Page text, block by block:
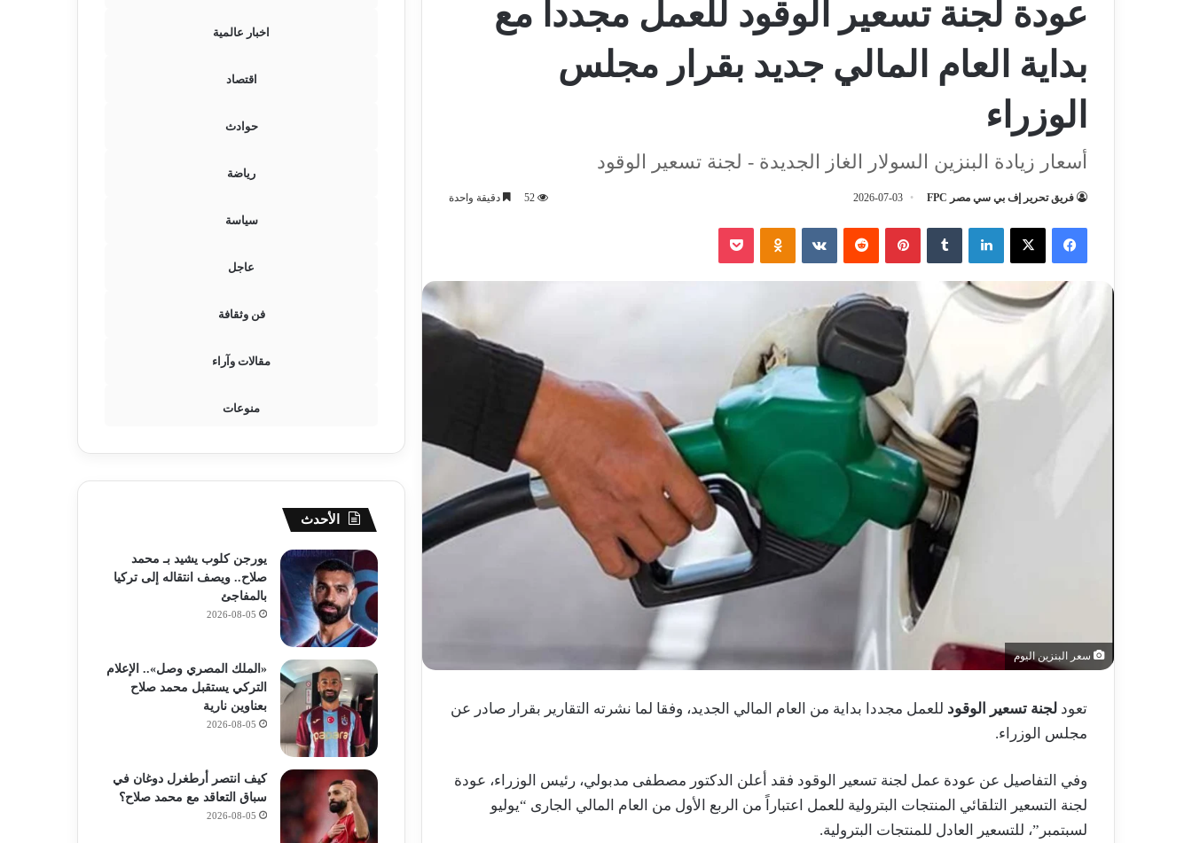
عودة لجنة تسعير الوقود للعمل مجددا مع
بداية العام المالي جديد بقرار مجلس
الوزراء
أسعار زيادة البنزين السولار الغاز الجديدة - لجنة تسعير الوقود
فريق تحرير إف بي سي مصر FPC 2026-07-03
52 دقيقة واحدة
فيسبوك ‫X لينكدإن بينتيريست
سعر البنزين اليوم
تعود لجنة تسعير الوقود للعمل مجددا بداية من العام المالي الجديد، وفقا لما نشرته التقارير بقرار صادر عن
مجلس الوزراء.
وفي التفاصيل عن عودة عمل لجنة تسعير الوقود فقد أعلن الدكتور مصطفى مدبولي، رئيس الوزراء، عودة
لجنة التسعير التلقائي المنتجات البترولية للعمل اعتباراً من الربع الأول من العام المالي الجارى “يوليو
لسبتمبر”، للتسعير العادل للمنتجات البترولية.
اخبار عالمية
اقتصاد
حوادث
رياضة
سياسة
عاجل
فن وثقافة
مقالات وآراء
منوعات
الأحدث
يورجن كلوب يشيد بـ محمد
صلاح.. ويصف انتقاله إلى تركيا
بالمفاجئ
2026-08-05
«الملك المصري وصل».. الإعلام
التركي يستقبل محمد صلاح
بعناوين نارية
2026-08-05
كيف انتصر أرطغرل دوغان في
سباق التعاقد مع محمد صلاح؟
2026-08-05